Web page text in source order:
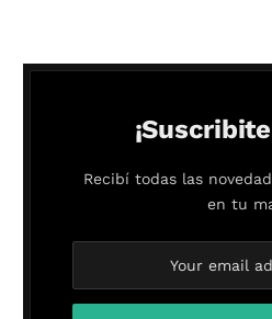
Recibí todas las
en tu